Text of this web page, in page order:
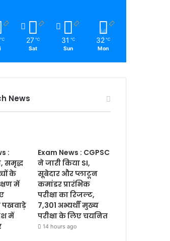
℃ 27 ℃
Sat
31 ℃
Sun
32 ℃
Mon
News
:
समृद्ध
के
में
में
Exam News : CGPSC
ने जारी किया SI,
सूबेदार और प्लाटून
कमांडर प्रारंभिक
परीक्षा का रिजल्ट,
7,301 अभ्यर्थी मुख्य
परीक्षा के लिए चयनित
14 hours ago